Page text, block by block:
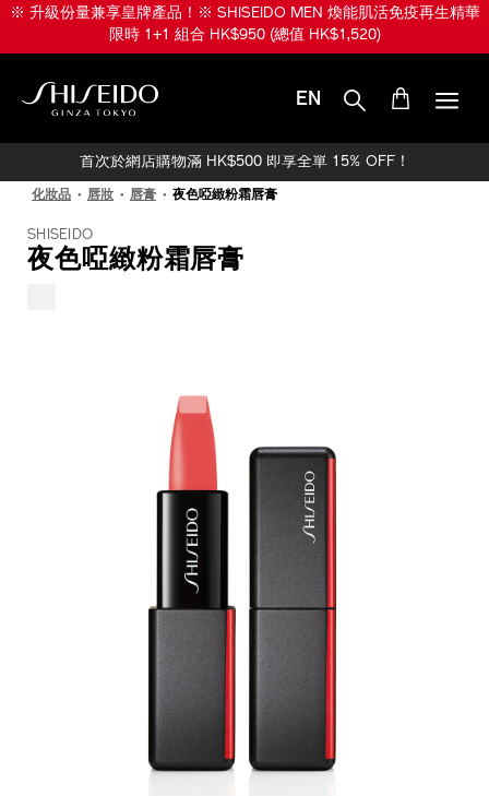
跳※ 升級份量兼享皇牌產品！※ SHISEIDO MEN 煥能肌活免疫再生精華
限時 1+1 組合 HK$950 (總值 HK$1,520)
EN
首次於網店購物滿 HK$500 即享全單 15% OFF！
化妝品 唇妝 唇膏 夜色啞緻粉霜唇膏
SHISEIDO
夜色啞緻粉霜唇膏